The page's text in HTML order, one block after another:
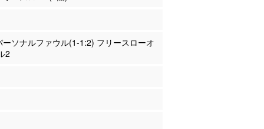
ーソナルファウル(1-1:2) フリースローオ
2